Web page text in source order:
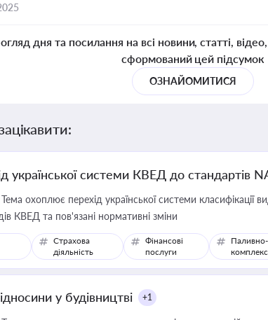
дня та посилання на всі новини, статті,
сформований цей підсумок
ОЗНАЙОМИТИСЯ
української системи КВЕД до стандартів
Тема охоплює перехід української системи класифікації
КВЕД та пов'язані нормативні зміни
Страхова
діяльність
Фінансові
послуги
комплекс
у будівництві +1